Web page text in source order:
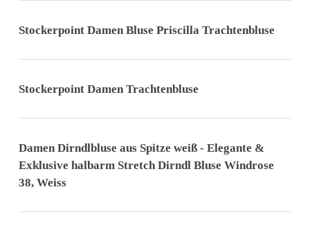
Stockerpoint Damen Bluse Priscilla Trachtenbluse
Stockerpoint Damen Trachtenbluse
Damen Dirndlbluse aus Spitze weiß - Elegante &
Exklusive halbarm Stretch Dirndl Bluse Windrose
38, Weiss